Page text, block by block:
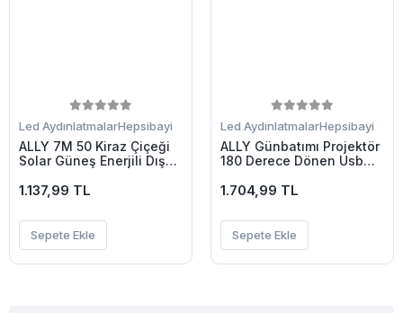
Led AydınlatmalarHepsibayi
ALLY 7M 50 Kiraz Çiçeği
Solar Güneş Enerjili Dış
Geçirmez Led-(5775)
1.137,99 TL
Sepete Ekle
Led AydınlatmalarHepsibayi
ALLY Günbatımı Projektör
180 Derece Dönen Usb
Projektör-(5775)
1.704,99 TL
Sepete Ekle